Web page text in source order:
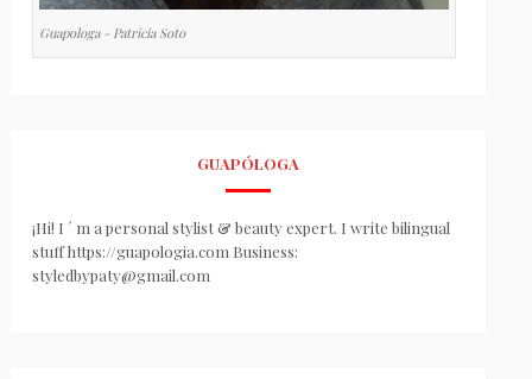
Guapologa - Patricia Soto
GUAPÓLOGA
¡Hi! I ´ m a personal stylist & beauty expert. I write bilingual
stuff https://guapologia.com Business:
styledbypaty@gmail.com